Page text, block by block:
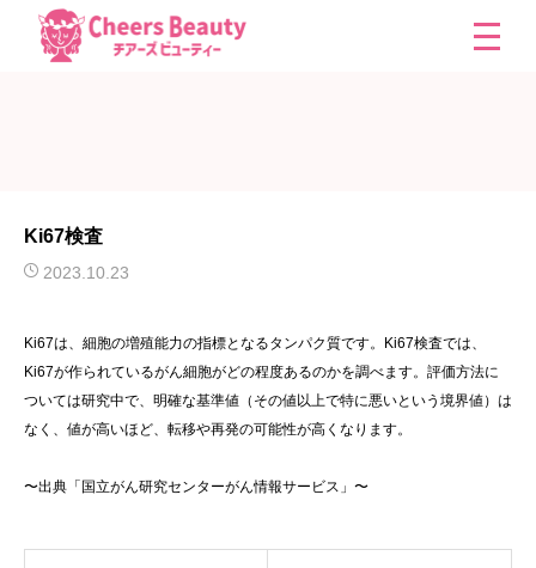
Ki67検査
2023.10.23
Ki67は、細胞の増殖能力の指標となるタンパク質です。Ki67検査では、
Ki67が作られているがん細胞がどの程度あるのかを調べます。評価方法に
ついては研究中で、明確な基準値（その値以上で特に悪いという境界値）は
なく、値が高いほど、転移や再発の可能性が高くなります。
〜出典「国立がん研究センターがん情報サービス」〜